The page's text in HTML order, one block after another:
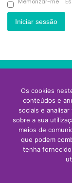
Memorizar-me
Iniciar sessão
Todos os direitos
Os cookies
conteúdos e
sociais e
sobre a sua
meios de
que podem
tenha